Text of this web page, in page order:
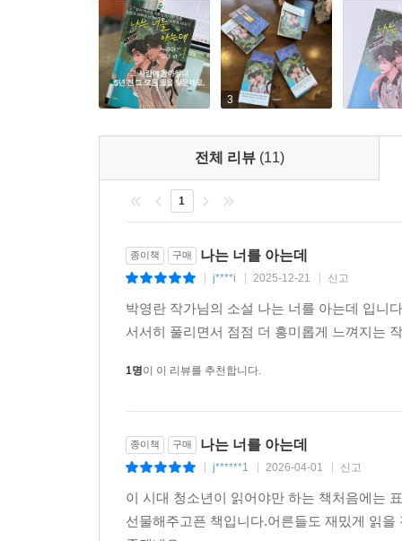
매끄러운 외관에 마음을 빼앗겨 들여다보면 마
동네를 독자는 기억을 잃은 그 사람의 내면 풍경과
자신조차 미처 알지 못하는 그 마음을. ‘나’는 그
느낀다.
장면을 직조해 낸다.
우리 마음을 사로잡는 위험하고 나쁜 것들과
독자는 기억을 잃었다는 그 사람의 말을 계속해
넘치게 이야기를 끌고 나가는 힘은 모두 이 의심에
그 사람은 정말 기억을 잃은 게 맞을까? ‘나’에
“내가 한 짓을?”
“난 이미 알아. 기억에 없어서 실감이 없을 뿐.”
“편리하겠어요.” _본문 중에서
전체 리뷰(11)
종이책 구매 나는 너를 아는데
j****i | 2025-12-21 신고
박영란 작가님의 소설 나는 너를 아는데 입니
종이책 구매 나는 너를 아는데
| j******1 | 2026-04-01 | 신고
이 시대 청소년이 읽어야만 하는 책처음에는